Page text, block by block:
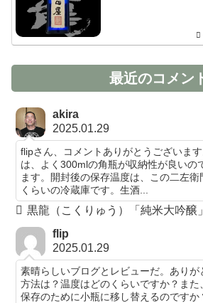
最近のコメン
akira
2025.01.29
flipさん、コメントありがとうございま
は、よく300mlの角瓶が収納性が良いの
ます。開封後の保存温度は、この二左
くらいの冷蔵庫です。生酒...
黒龍（こくりゅう）「純米大吟醸
flip
2025.01.29
素晴らしいブログとレビューだ。あり
方法は？温度はどのくらいですか？また
保存のために小瓶に移し替えるのですか